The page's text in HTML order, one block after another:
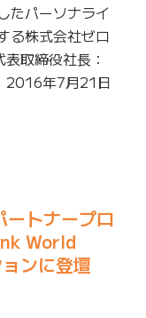
たパーソナライ
る株式会社ゼロ
取締役社長：
2016年7月21日
トナープロ
World
ンに登壇